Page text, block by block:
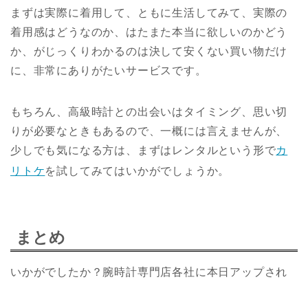
まずは実際に着用して、ともに生活してみて、実際の
着用感はどうなのか、はたまた本当に欲しいのかどう
か、がじっくりわかるのは決して安くない買い物だけ
に、非常にありがたいサービスです。
もちろん、高級時計との出会いはタイミング、思い切
りが必要なときもあるので、一概には言えませんが、
少しでも気になる方は、まずはレンタルという形でカ
リトケを試してみてはいかがでしょうか。
まとめ
いかがでしたか？腕時計専門店各社に本日アップされ